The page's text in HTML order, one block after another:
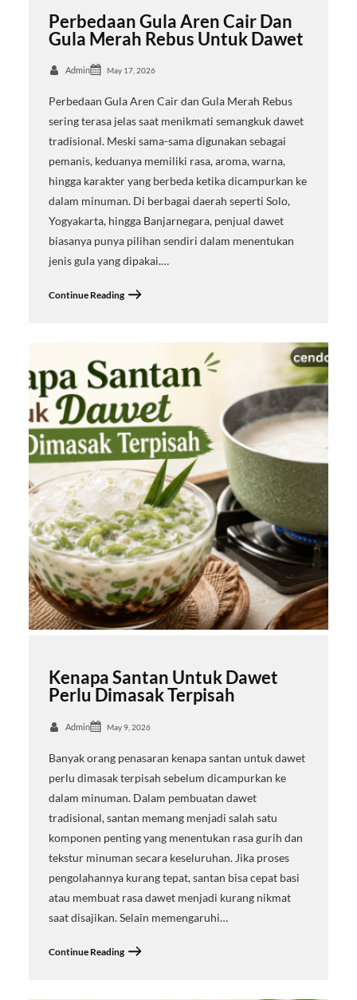
Perbedaan Gula Aren Cair Dan
Gula Merah Rebus Untuk Dawet
Admin May 17, 2026
Perbedaan Gula Aren Cair dan Gula Merah Rebus
sering terasa jelas saat menikmati semangkuk dawet
tradisional. Meski sama-sama digunakan sebagai
pemanis, keduanya memiliki rasa, aroma, warna,
hingga karakter yang berbeda ketika dicampurkan ke
dalam minuman. Di berbagai daerah seperti Solo,
Yogyakarta, hingga Banjarnegara, penjual dawet
biasanya punya pilihan sendiri dalam menentukan
jenis gula yang dipakai.…
Continue Reading
Kenapa Santan Untuk Dawet
Perlu Dimasak Terpisah
Admin May 9, 2026
Banyak orang penasaran kenapa santan untuk dawet
perlu dimasak terpisah sebelum dicampurkan ke
dalam minuman. Dalam pembuatan dawet
tradisional, santan memang menjadi salah satu
komponen penting yang menentukan rasa gurih dan
tekstur minuman secara keseluruhan. Jika proses
pengolahannya kurang tepat, santan bisa cepat basi
atau membuat rasa dawet menjadi kurang nikmat
saat disajikan. Selain memengaruhi…
Continue Reading